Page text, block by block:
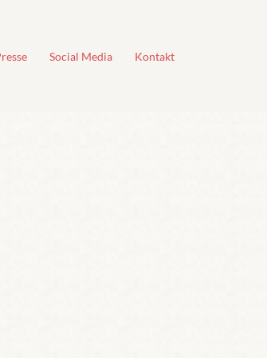
Social Media Kontakt